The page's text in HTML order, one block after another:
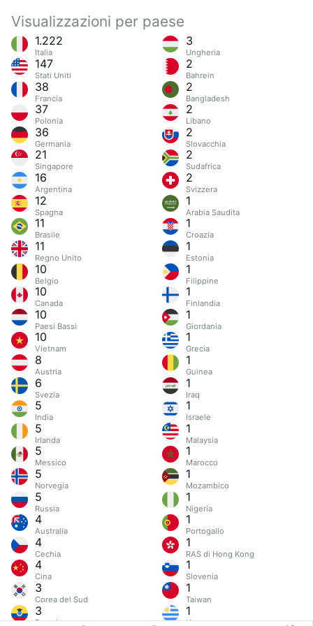
Visualizzazioni per paese
1.222
Italia
147
Stati Uniti
38
Francia
37
Polonia
36
Germania
21
Singapore
16
Argentina
12
Spagna
11
Brasile
11
Regno Unito
10
Belgio
10
Canada
10
Paesi Bassi
10
Vietnam
8
Austria
6
Svezia
5
India
5
Irlanda
5
Messico
5
Norvegia
5
Russia
4
Australia
4
Cechia
4
Cina
3
Corea del Sud
3
Ecuador
3
Ungheria
2
Bahrein
2
Bangladesh
2
Libano
2
Slovacchia
2
Sudafrica
2
Svizzera
1
Arabia Saudita
1
Croazia
1
Estonia
1
Filippine
1
Finlandia
1
Giordania
1
Grecia
1
Guinea
1
Iraq
1
Israele
1
Malaysia
1
Marocco
1
Mozambico
1
Nigeria
1
Portogallo
1
RAS di Hong Kong
1
Slovenia
1
Taiwan
1
Uruguay